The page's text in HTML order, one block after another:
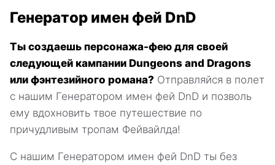
Генератор имен фей DnD
Ты создаешь персонажа-фею для своей
следующей кампании Dungeons and Dragons
или фэнтезийного романа? Отправляйся в полет
с нашим Генератором имен фей DnD и позволь
ему вдохновить твое путешествие по
причудливым тропам Фейвайлда!
С нашим Генератором имен фей DnD ты без